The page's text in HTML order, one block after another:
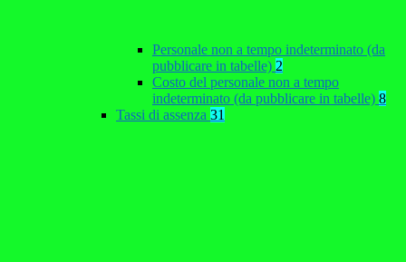
Personale non a tempo indeterminato (da
pubblicare in tabelle) 2
Costo del personale non a tempo
indeterminato (da pubblicare in tabelle) 8
Tassi di assenza 31